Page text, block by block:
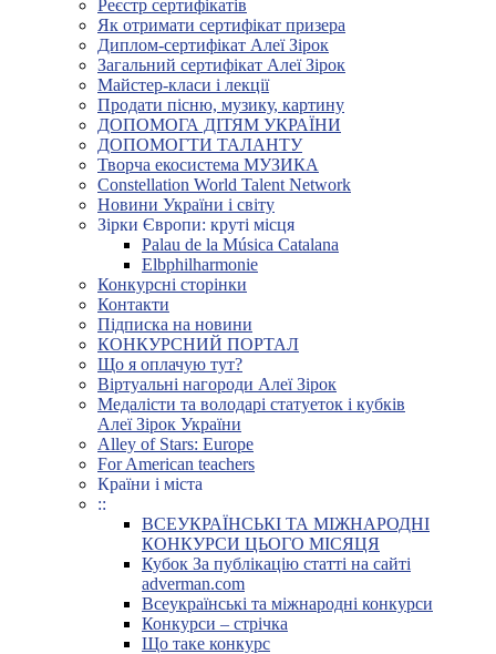
Реєстр сертифікатів
Як отримати сертифікат призера
Диплом-сертифікат Алеї Зірок
Загальний сертифікат Алеї Зірок
Майстер-класи і лекції
Продати пісню, музику, картину
ДОПОМОГА ДІТЯМ УКРАЇНИ
ДОПОМОГТИ ТАЛАНТУ
Творча екосистема МУЗИКА
Constellation World Talent Network
Новини України і світу
Зірки Європи: круті місця
Palau de la Música Catalana
Elbphilharmonie
Конкурсні сторінки
Контакти
Підписка на новини
КОНКУРСНИЙ ПОРТАЛ
Що я оплачую тут?
Віртуальні нагороди Алеї Зірок
Медалісти та володарі статуеток і кубків
Алеї Зірок України
Alley of Stars: Europe
For American teachers
Країни і міста
::
ВСЕУКРАЇНСЬКІ ТА МІЖНАРОДНІ
КОНКУРСИ ЦЬОГО МІСЯЦЯ
Кубок За публікацію статті на сайті
adverman.com
Всеукраїнські та міжнародні конкурси
Конкурси – стрічка
Що таке конкурс